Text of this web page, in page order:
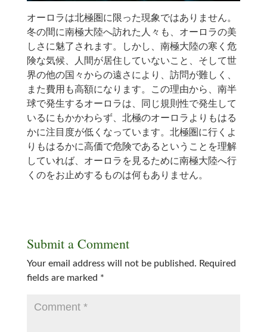
オーロラは北極圏に限った現象ではありません。
冬の間に南極大陸へ訪れた人々も、オーロラの美
しさに魅了されます。しかし、南極大陸の寒く危
険な気候、人間が居住していないこと、そして世
界の他の国々からの遠さにより、訪問が難しく、
また費用も高額になります。この理由から、南半
球で発生するオーロラは、同じ規則性で発生して
いるにもかかわらず、北極のオーロラよりもはる
かに注目度が低くなっています。北極圏に行くよ
りもはるかに高価で危険であるということを理解
していれば、オーロラを見るために南極大陸へ行
くのをお止めするものは何もありません。
Submit a Comment
Your email address will not be published. Required
fields are marked *